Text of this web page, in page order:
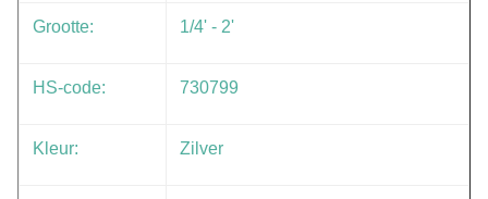
Grootte: 1/4' - 2'
HS-code: 730799
Kleur: Zilver